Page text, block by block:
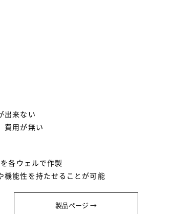
出来ない
費用が無い
各ウェルで作製
機能性を持たせることが可能
製品ページ →